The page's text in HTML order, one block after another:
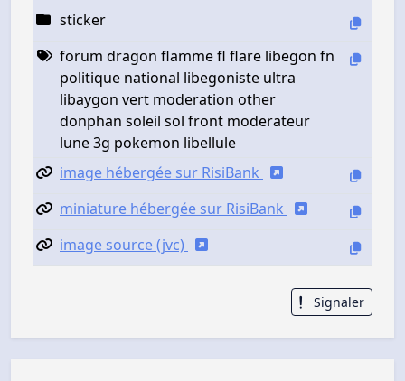
sticker
forum dragon flamme fl flare libegon fn
politique national libegoniste ultra
libaygon vert moderation other
donphan soleil sol front moderateur
lune 3g pokemon libellule
image hébergée sur RisiBank
miniature hébergée sur RisiBank
image source (jvc)
Signaler